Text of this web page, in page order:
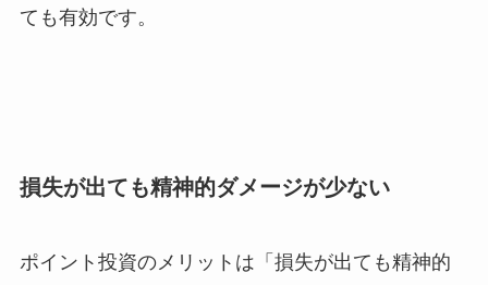
ても有効です。
損失が出ても精神的ダメージが少ない
ポイント投資のメリットは「損失が出ても精神的